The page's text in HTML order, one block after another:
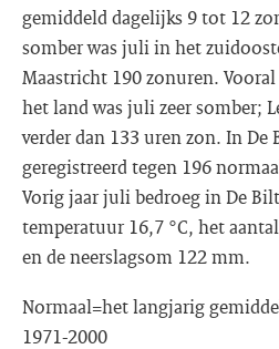
gemiddeld dagelijks 9 tot 12
somber was juli in het
Maastricht 190 zonuren.
het land was juli zeer somber;
verder dan 133 uren zon. In
geregistreerd tegen 196
Vorig jaar juli bedroeg in De
temperatuur 16,7 °C, het
en de neerslagsom 122 mm.
Normaal=het langjarig
1971-2000